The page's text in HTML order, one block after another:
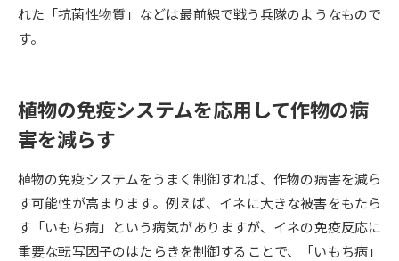
受験準備 資料検索
志望校・出願校を調べる
併願校選び
先輩が入学を決めた理由 テレメール全国一斉進学調査
れた「抗菌性物質」などは最前線で戦う兵隊のようなもので
す。
植物の免疫システムを応用して作物の病
害を減らす
植物の免疫システムをうまく制御すれば、作物の病害を減ら
す可能性が高まります。例えば、イネに大きな被害をもたら
す「いもち病」という病気がありますが、イネの免疫反応に
重要な転写因子のはたらきを制御することで、「いもち病」